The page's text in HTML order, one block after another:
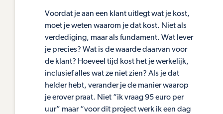
Voordat je aan een klant uitlegt wat je kost,
moet je weten waarom je dat kost. Niet als
verdediging, maar als fundament. Wat lever
je precies? Wat is de waarde daarvan voor
de klant? Hoeveel tijd kost het je werkelijk,
inclusief alles wat ze niet zien? Als je dat
helder hebt, verander je de manier waarop
je erover praat. Niet “ik vraag 95 euro per
uur” maar “voor dit project werk ik een dag